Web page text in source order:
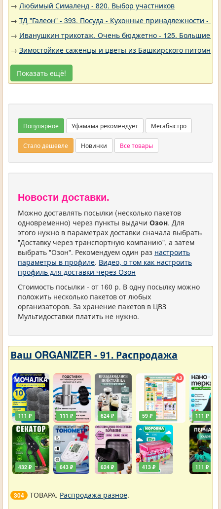
→ Любимый Сималенд - 820. Выбор участников
→ ТД "Галеон" - 393. Посуда - Кухонные принадлежности -
→ Иванушкин трикотаж. Очень бюджетно - 125. Большие
→ Зимостойкие саженцы и цветы из Башкирского
Показать ещё!
Популярное Уфамама рекомендует Мегабыстро
Стало дешевле Новинки Все товары
Новости доставки.
Можно доставлять посылки (несколько пакетов
одновременно) через пункты выдачи Озон. Для
этого нужно в параметрах доставки сначала выбрать
"Доставку через транспортную компанию", а затем
выбрать "Озон". Рекомендуем один раз настроить
параметры в профиле. Видео, о том как настроить
профиль для доставки через Озон
Стоимость посылки - от 160 р. В одну посылку можно
положить несколько пакетов от любых
организаторов. За хранение пакетов в ЦВЗ
Мультидоставки платить не нужно.
Ваш ORGANIZER - 91. Распродажа
111 ₽
432 ₽
111 ₽
643 ₽
624 ₽
624 ₽
59 ₽
413 ₽
111 ₽
111 ₽
304 ТОВАРА. Распродажа разное.